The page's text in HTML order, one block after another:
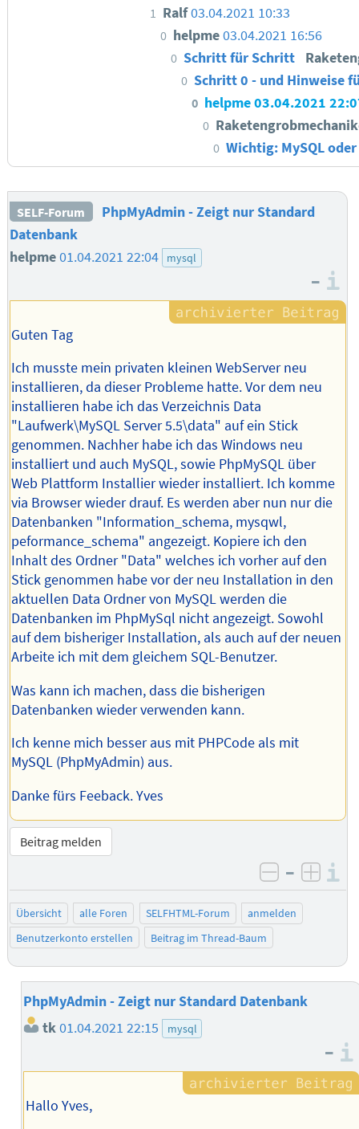
1 Ralf03.04.2021 10:33
0 helpme03.04.2021 16:56
0 Schritt für Schritt
0 Schritt 0 - und Hinweise
0 helpme03.04.2021
0
0 Wichtig: MySQL
SELF-Forum
PhpMyAdmin - Zeigt nur Standard
Datenbank
helpme01.04.2021 22:04 mysql
–
Guten Tag
Ich musste mein privaten kleinen WebServer neu
installieren, da dieser Probleme hatte. Vor dem neu
installieren habe ich das Verzeichnis Data
"Laufwerk\MySQL Server 5.5\data" auf ein Stick
genommen. Nachher habe ich das Windows neu
installiert und auch MySQL, sowie PhpMySQL über
Web Plattform Installier wieder installiert. Ich komme
via Browser wieder drauf. Es werden aber nun nur die
Datenbanken "Information_schema, mysqwl,
peformance_schema" angezeigt. Kopiere ich den
Inhalt des Ordner "Data" welches ich vorher auf den
Stick genommen habe vor der neu Installation in den
aktuellen Data Ordner von MySQL werden die
Datenbanken im PhpMySql nicht angezeigt. Sowohl
auf dem bisheriger Installation, als auch auf der neuen
Arbeite ich mit dem gleichem SQL-Benutzer.
Was kann ich machen, dass die bisherigen
Datenbanken wieder verwenden kann.
Ich kenne mich besser aus mit PHPCode als mit
MySQL (PhpMyAdmin) aus.
Danke fürs Feeback. Yves
Beitrag melden
negativ
–
Übersicht alle Foren SELFHTML-Forum
anmelden
Benutzerkonto erstellen
Beitrag im Thread-Baum
PhpMyAdmin - Zeigt nur Standard Datenbank
tk01.04.2021 22:15 mysql
–
Hallo Yves,